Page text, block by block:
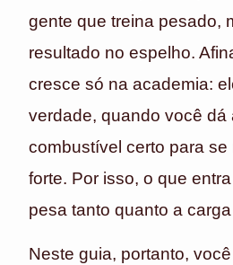
gente que treina pesado,
resultado no espelho.
cresce só na academia:
verdade, quando você dá
combustível certo para se
forte. Por isso, o que
pesa tanto quanto a
Neste guia, portanto,